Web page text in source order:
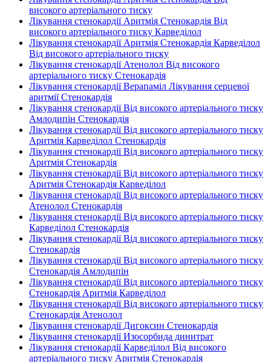
високого артеріального тиску
Лікування стенокардії Аритмія Стенокардія Від
високого артеріального тиску Карведілол
Лікування стенокардії Аритмія Стенокардія Карведілол
Від високого артеріального тиску
Лікування стенокардії Атенолол Від високого
артеріального тиску Стенокардія
Лікування стенокардії Верапаміл Лікування серцевої
аритмії Стенокардія
Лікування стенокардії Від високого артеріального тиску
Амлодипін Стенокардія
Лікування стенокардії Від високого артеріального тиску
Аритмія Карведілол Стенокардія
Лікування стенокардії Від високого артеріального тиску
Аритмія Стенокардія
Лікування стенокардії Від високого артеріального тиску
Аритмія Стенокардія Карведілол
Лікування стенокардії Від високого артеріального тиску
Атенолол Стенокардія
Лікування стенокардії Від високого артеріального тиску
Карведілол Стенокардія
Лікування стенокардії Від високого артеріального тиску
Стенокардія
Лікування стенокардії Від високого артеріального тиску
Стенокардія Амлодипін
Лікування стенокардії Від високого артеріального тиску
Стенокардія Аритмія Карведілол
Лікування стенокардії Від високого артеріального тиску
Стенокардія Атенолол
Лікування стенокардії Дигоксин Стенокардія
Лікування стенокардії Изосорбида динитрат
Лікування стенокардії Карведілол Від високого
артеріального тиску Аритмія Стенокардія